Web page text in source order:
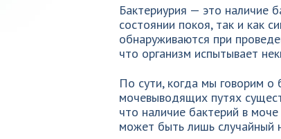
Бактериурия — это наличие
состоянии покоя, так и как
обнаруживаются при
что организм испытывает
По сути, когда мы говорим о
мочевыводящих путях
что наличие бактерий в
может быть лишь случайный